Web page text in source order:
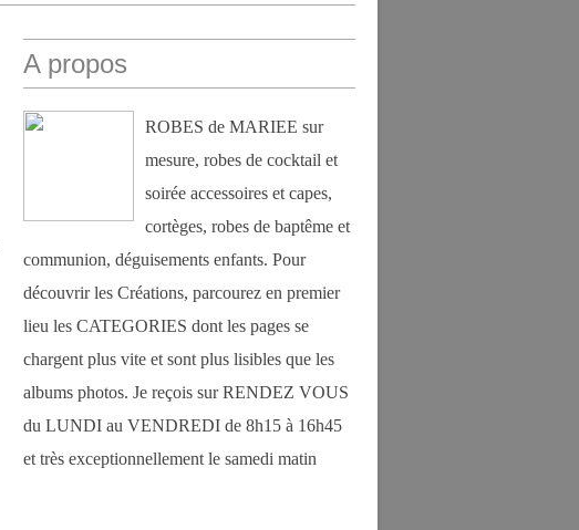
A propos
ROBES de MARIEE sur
mesure, robes de cocktail et
soirée accessoires et capes,
cortèges, robes de baptême et
communion, déguisements enfants. Pour
découvrir les Créations, parcourez en premier
lieu les CATEGORIES dont les pages se
chargent plus vite et sont plus lisibles que les
albums photos. Je reçois sur RENDEZ VOUS
du LUNDI au VENDREDI de 8h15 à 16h45
et très exceptionnellement le samedi matin